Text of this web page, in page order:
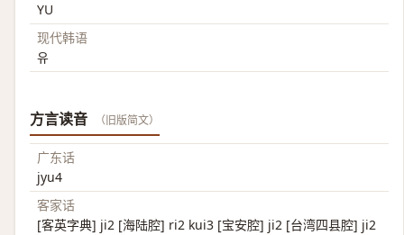
YU
现代韩语
유
方言读音 （旧版简文）
广东话
jyu4
客家话
[客英字典] ji2 [海陆腔] ri2 kui3 [宝安腔] ji2 [台湾四县腔] ji2